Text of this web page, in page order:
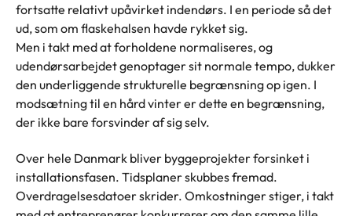
fortsatte relativt upåvirket indendørs. I en periode så det
ud, som om flaskehalsen havde rykket sig.
Men i takt med at forholdene normaliseres, og
udendørsarbejdet genoptager sit normale tempo, dukker
den underliggende strukturelle begrænsning op igen. I
modsætning til en hård vinter er dette en begrænsning,
der ikke bare forsvinder af sig selv.
Over hele Danmark bliver byggeprojekter forsinket i
installationsfasen. Tidsplaner skubbes fremad.
Overdragelsesdatoer skrider. Omkostninger stiger, i takt